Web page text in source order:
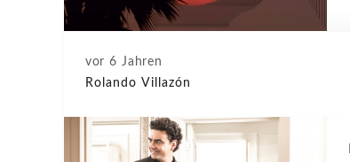
vor 6 Jahren
Rolando Villazón